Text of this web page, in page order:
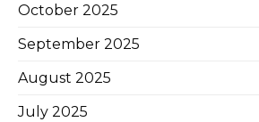
October 2025
September 2025
August 2025
July 2025